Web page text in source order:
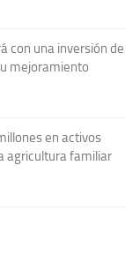
con una inversión de
mejoramiento
en activos
agricultura familiar